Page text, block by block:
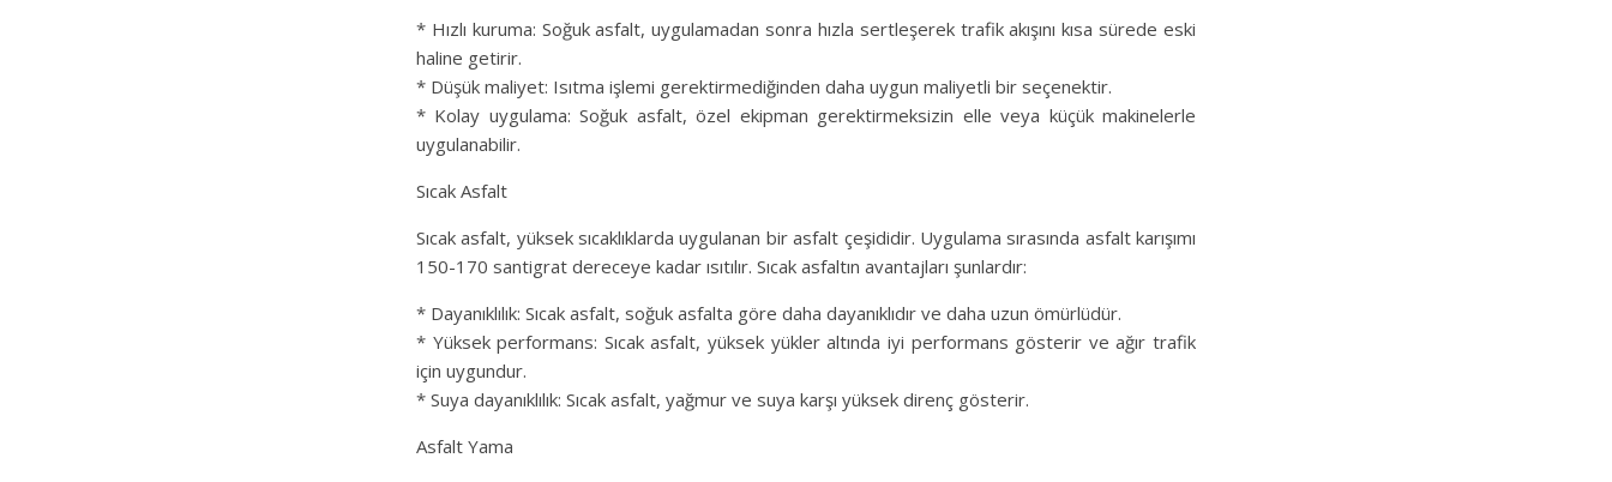
* Hızlı kuruma: Soğuk asfalt, uygulamadan sonra hızla sertleşerek trafik akışını kısa sürede eski
haline getirir.
* Düşük maliyet: Isıtma işlemi gerektirmediğinden daha uygun maliyetli bir seçenektir.
* Kolay uygulama: Soğuk asfalt, özel ekipman gerektirmeksizin elle veya küçük makinelerle
uygulanabilir.
Sıcak Asfalt
Sıcak asfalt, yüksek sıcaklıklarda uygulanan bir asfalt çeşididir. Uygulama sırasında asfalt karışımı
150-170 santigrat dereceye kadar ısıtılır. Sıcak asfaltın avantajları şunlardır:
* Dayanıklılık: Sıcak asfalt, soğuk asfalta göre daha dayanıklıdır ve daha uzun ömürlüdür.
* Yüksek performans: Sıcak asfalt, yüksek yükler altında iyi performans gösterir ve ağır trafik
için uygundur.
* Suya dayanıklılık: Sıcak asfalt, yağmur ve suya karşı yüksek direnç gösterir.
Asfalt Yama